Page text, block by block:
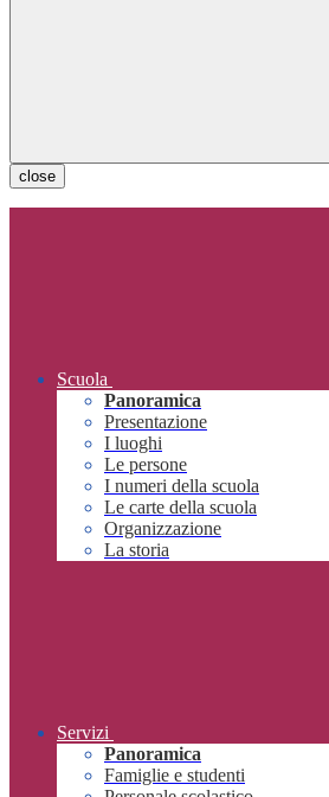
close
Scuola
Panoramica
Presentazione
I luoghi
Le persone
I numeri della scuola
Le carte della scuola
Organizzazione
La storia
Servizi
Panoramica
Famiglie e studenti